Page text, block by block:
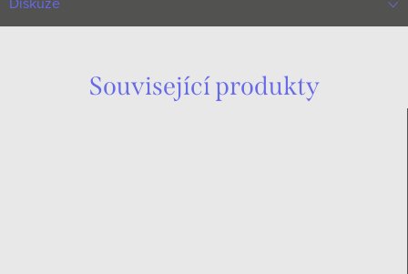
Související produkty